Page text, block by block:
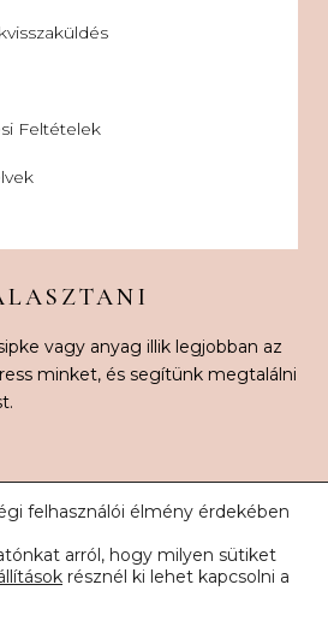
Feltételek
vagy anyag illik legjobban az
minket, és segítünk megtalálni
Csipke. Minden jog fenntartva.
felhasználói élmény érdekében
arról, hogy milyen sütiket
résznél ki lehet kapcsolni a